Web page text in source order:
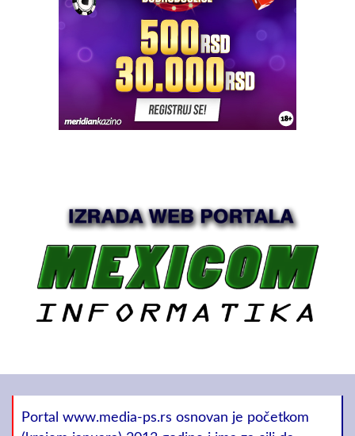
Portal www.media-ps.rs osnovan je početkom